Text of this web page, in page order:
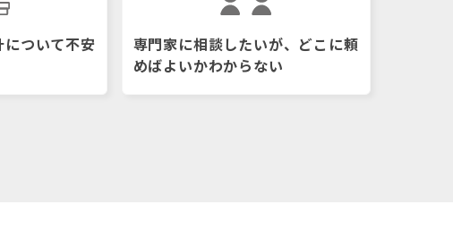
ついて不安
専門家に相談したいが、どこに頼
めばよいかわからない